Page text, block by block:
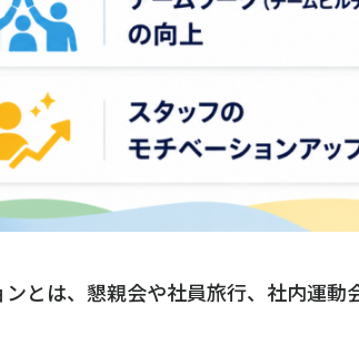
とは、懇親会や社員旅行、社内運動